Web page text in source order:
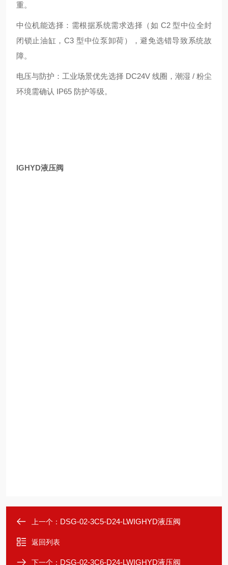
重。
中位机能选择：需根据系统需求选择（如 C2 型中位全封
闭锁止油缸，C3 型中位泵卸荷），避免选错导致系统故
障。
电压与防护：工业场景优先选择 DC24V 线圈，潮湿 / 粉尘
环境需确认 IP65 防护等级。
IGHYD液压阀
上一个： DSG-02-3C5-D24-LWIGHYD液压阀
返回列表
下一个： DSG-02-3C6-D24-LWIGHYD液压阀